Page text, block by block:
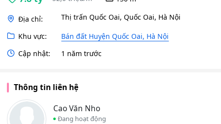
Địa chỉ: Thị trấn Quốc Oai, Quốc Oai, Hà Nội
Khu vực:
Bán đất Huyện Quốc Oai, Hà Nội
Cập nhật:
1 năm trước
Thông tin liên hệ
Cao Văn Nho
Đang hoạt động